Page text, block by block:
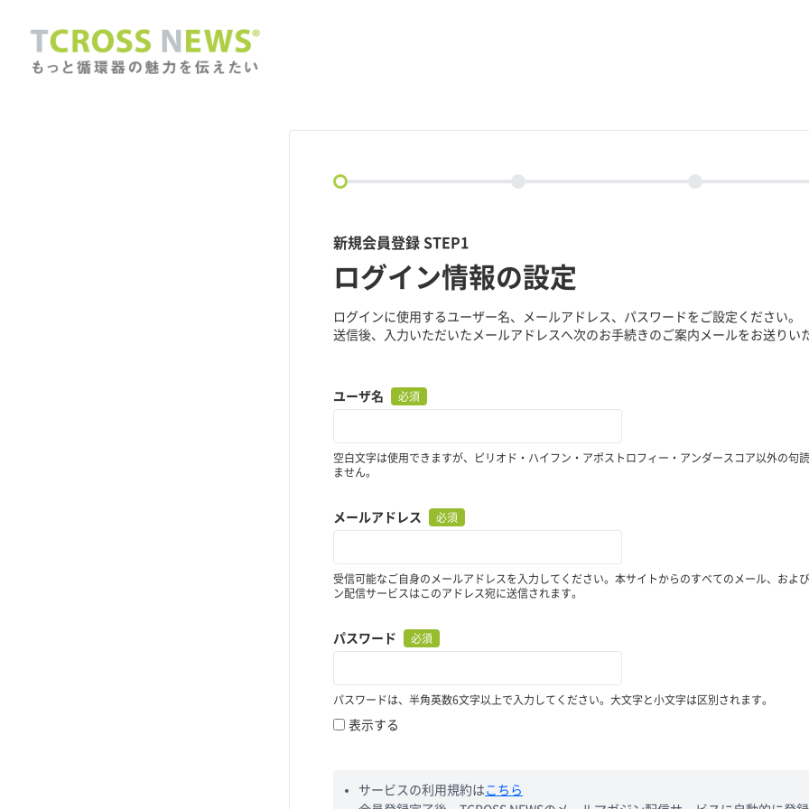
circle
新規会員登録 STEP1
ログイン情報の設定
ログインに使用するユーザー名、メールアドレス、パスワードをご設定ください。
送信後、入力いただいたメールアドレスへ次のお手続きのご案内メールをお送りい
ユーザ名 必須
空白文字は使用できますが、ピリオド・ハイフン・アポストロフィー・アンダースコア以外の句
ません。
メールアドレス 必須
受信可能なご自身のメールアドレスを入力してください。本サイトからのすべてのメール、およ
ン配信サービスはこのアドレス宛に送信されます。
パスワード 必須
パスワードは、半角英数6文字以上で入力してください。大文字と小文字は区別されます。
表示する
サービスの利用規約は こちら